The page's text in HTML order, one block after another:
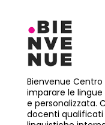
Bienvenue
imparare le
e personalizzata.
docenti qualificati